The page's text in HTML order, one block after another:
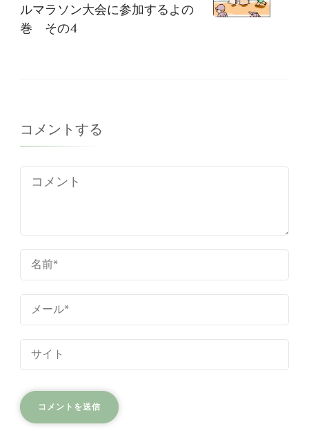
ルマラソン大会に参加するよの
巻 その4
コメントする